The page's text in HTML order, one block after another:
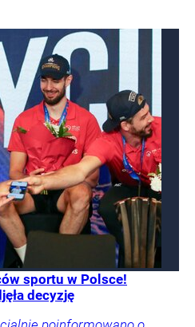
sportu w Polsce!
decyzję